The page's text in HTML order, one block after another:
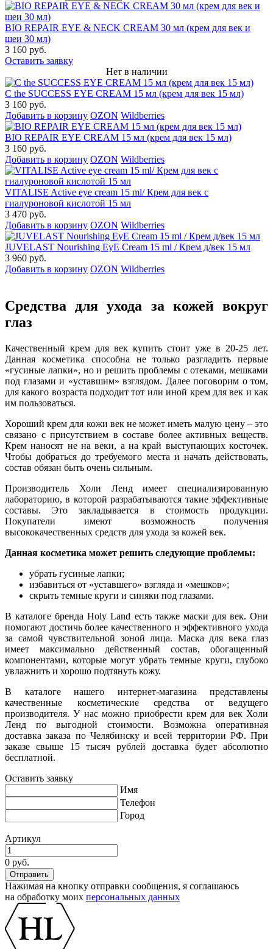
BIO REPAIR EYE & NECK CREAM 30 мл (крем для век и
шеи 30 мл)
3 160 руб.
Оставить заявку
Нет в наличии
C the SUCCESS EYE CREAM 15 мл (крем для век 15 мл)
3 160 руб.
Добавить в корзину OZON Wildberries
BIO REPAIR EYE CREAM 15 мл (крем для век 15 мл)
3 160 руб.
Добавить в корзину OZON Wildberries
VITALISE Active eye cream 15 ml/ Крем для век с
гиалуроновой кислотой 15 мл
3 470 руб.
Добавить в корзину OZON Wildberries
JUVELAST Nourishing EyE Cream 15 ml / Крем д/век 15 мл
3 960 руб.
Добавить в корзину OZON Wildberries
Средства для ухода за кожей вокруг
глаз
Качественный крем для век купить стоит уже в 20-25 лет.
Данная косметика способна не только разгладить первые
«гусиные лапки», но и решить проблемы с отеками, мешками
под глазами и «уставшим» взглядом. Далее поговорим о том,
для какого возраста подходит тот или иной крем для век и как
им пользоваться.
Хороший крем для кожи век не может иметь малую цену – это
связано с присутствием в составе более активных веществ.
Крем наносят не на веки, а на край выступающих косточек.
Чтобы добраться до требуемого места и начать действовать,
состав обязан быть очень сильным.
Производитель Холи Ленд имеет специализированную
лабораторию, в которой разрабатываются такие эффективные
составы. Это закладывается в стоимость продукции.
Покупатели имеют возможность получения
высококачественных средств для ухода за кожей век.
Данная косметика может решить следующие проблемы:
убрать гусиные лапки;
избавиться от «уставшего» взгляда и «мешков»;
скрыть темные круги и синяки под глазами.
В каталоге бренда Holy Land есть также маски для век. Они
помогают достичь более качественного и эффективного ухода
за самой чувствительной зоной лица. Маска для века глаз
имеет максимально действенный состав, обогащенный
компонентами, которые могут убрать темные круги, глубоко
увлажнить и хорошо подтянуть кожу.
В каталоге нашего интернет-магазина представлены
качественные косметические средства от ведущего
производителя. У нас можно приобрести крем для век Холи
Ленд по выгодной стоимости. Возможна оперативная
доставка заказа по Челябинску и всей территории РФ. При
заказе свыше 15 тысяч рублей доставка будет абсолютно
бесплатной.
Оставить заявку
Имя
Телефон
Город
Артикул
0 руб.
Нажимая на кнопку отправки сообщения, я соглашаюсь
на обработку моих персональных данных